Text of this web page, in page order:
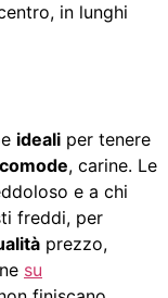
in lunghi
ideali per tenere
comode, carine. Le
e a chi
freddi, per
prezzo,
su